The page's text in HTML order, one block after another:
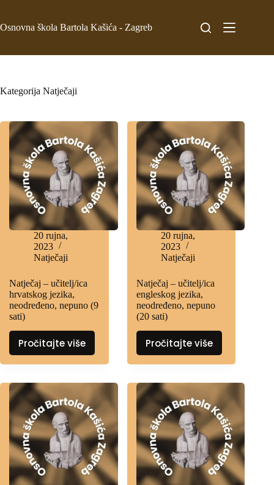
Osnovna škola Bartola Kašića - Zagreb
Kategorija Natječaji
20 rujna,
2023
Natječaji
Natječaj – učitelj/ica
hrvatskog jezika,
neodređeno, nepuno (9
sati)
Pročitajte više
20 rujna,
2023
Natječaji
Natječaj – učitelj/ica
engleskog jezika,
neodređeno, nepuno
(20 sati)
Pročitajte više